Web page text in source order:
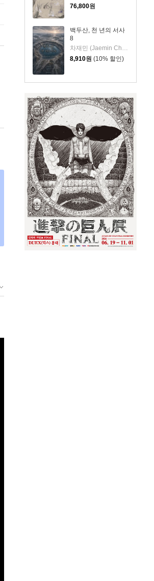
76,800원
백두산, 천 년의 서사
8
차재민 (Jaemin Cha) 저
8,910원 (10% 할인)